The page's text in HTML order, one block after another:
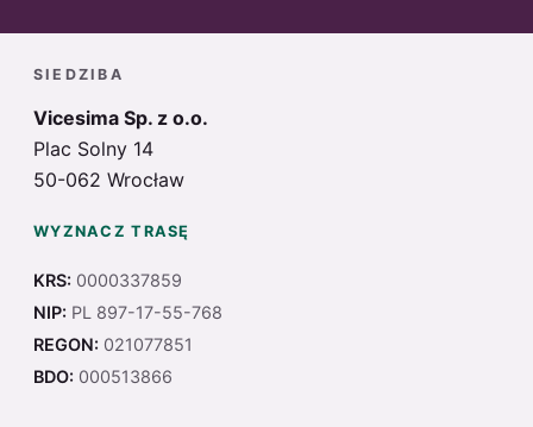
SIEDZIBA
Vicesima Sp. z o.o.
Plac Solny 14
50-062 Wrocław
WYZNACZ TRASĘ
KRS: 0000337859
NIP: PL 897-17-55-768
REGON: 021077851
BDO: 000513866